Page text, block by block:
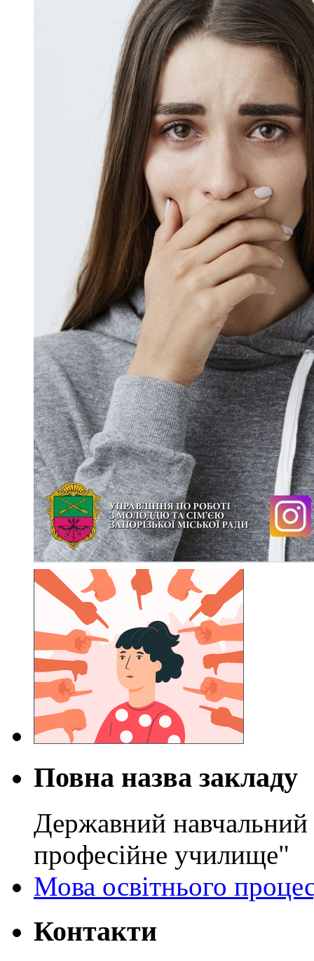
Повна назва закладу
Державний навчальний
професійне училище"
Мова освітнього
Контакти